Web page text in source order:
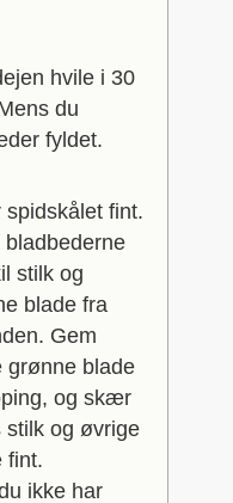
hvile i 30
du
fyldet.
fint.
bladbederne
stilk og
blade fra
Gem
grønne blade
og skær
stilk og øvrige
fint.
ikke har